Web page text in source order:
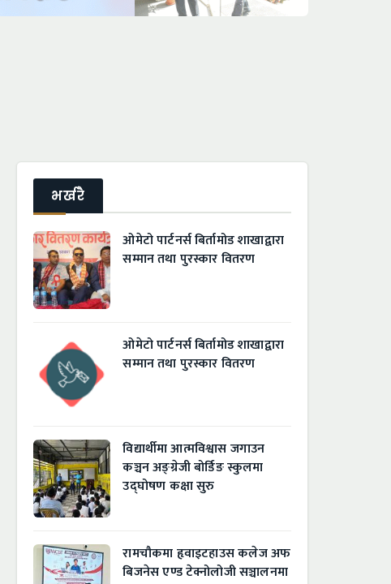
भर्खरै
ओमेटो पार्टनर्स बिर्तामोड शाखाद्वारा
सम्मान तथा पुरस्कार वितरण
ओमेटो पार्टनर्स बिर्तामोड शाखाद्वारा
सम्मान तथा पुरस्कार वितरण
विद्यार्थीमा आत्मविश्वास जगाउन
कञ्चन अङ्ग्रेजी बोर्डिङ स्कुलमा
उद्घोषण कक्षा सुरु
रामचौकमा हृवाइटहाउस कलेज अफ
बिजनेस एण्ड टेक्नोलोजी सञ्चालनमा